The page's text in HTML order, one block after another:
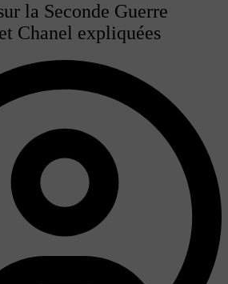
la Seconde Guerre
Chanel expliquées